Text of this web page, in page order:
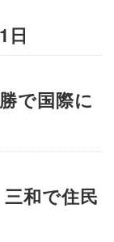
日
で国際に
和で住民